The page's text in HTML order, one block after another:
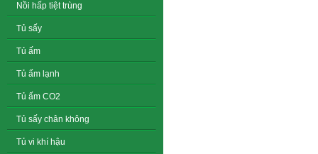
Nồi hấp tiệt trùng
Tủ sấy
Tủ ấm
Tủ ấm lạnh
Tủ ấm CO2
Tủ sấy chân không
Tủ vi khí hậu